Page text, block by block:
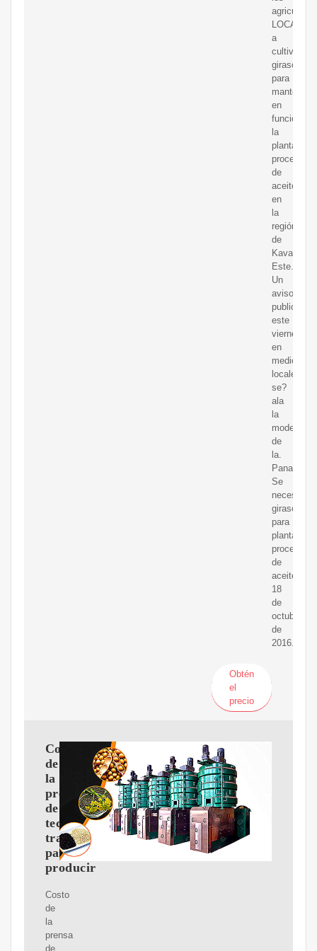
LOCALES
a
cultivar
girasoles
para
mantener
en
la
planta
de
aceite
en
la
región
de
Kavango
Este.
Un
aviso
publicado
este
viernes
en
medios
locales
se?
ala
la
de
la.
Panamá:
Se
necesitan
girasoles
para
planta
de
aceite.
18
de
octubre
de
2016.
Obtén
el
precio
Costo
de
la
prensa
de
tecnología
tradicional
para
producir
Costo
de
la
prensa
de